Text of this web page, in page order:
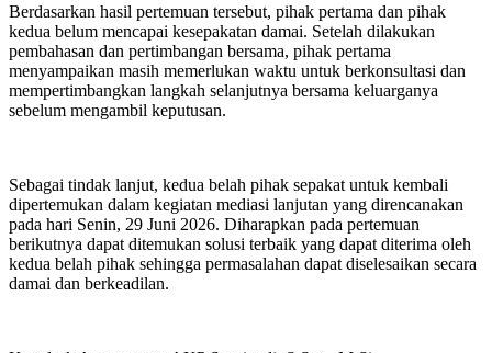
Berdasarkan hasil pertemuan tersebut, pihak pertama dan pihak
kedua belum mencapai kesepakatan damai. Setelah dilakukan
pembahasan dan pertimbangan bersama, pihak pertama
menyampaikan masih memerlukan waktu untuk berkonsultasi dan
mempertimbangkan langkah selanjutnya bersama keluarganya
sebelum mengambil keputusan.
Sebagai tindak lanjut, kedua belah pihak sepakat untuk kembali
dipertemukan dalam kegiatan mediasi lanjutan yang direncanakan
pada hari Senin, 29 Juni 2026. Diharapkan pada pertemuan
berikutnya dapat ditemukan solusi terbaik yang dapat diterima oleh
kedua belah pihak sehingga permasalahan dapat diselesaikan secara
damai dan berkeadilan.